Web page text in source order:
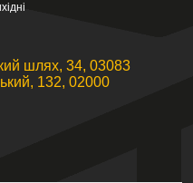
шлях, 34, 03083
132, 02000